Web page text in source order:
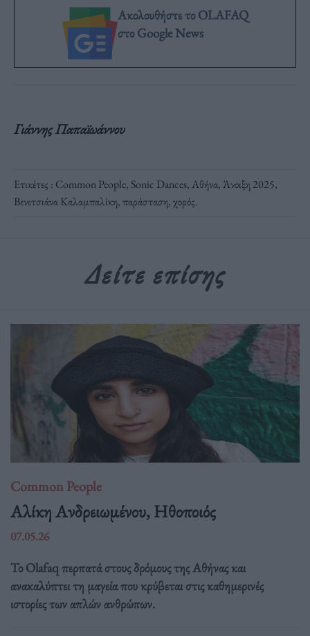
Ακολουθήστε το OLAFAQ
στο Google News
Γιάννης Παπαϊωάννου
Ετικέτες : Common People, Sonic Dances,Αθήνα,Άνοιξη 2025,
Βενετσιάνα Καλαμπαλίκη,παράσταση,χορός.
Δείτε επίσης
Common People
Αλίκη Ανδρειωμένου, Ηθοποιός
07.05.26
Το Olafaq περπατά στους δρόμους της Αθήνας και
ανακαλύπτει τη μαγεία που κρύβεται στις καθημερινές
ιστορίες των απλών ανθρώπων.